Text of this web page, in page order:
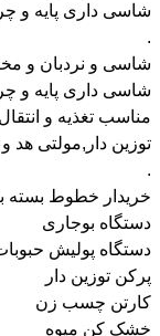
شاسی داری پایه و
.
شاسی و نردبان و
شاسی داری پایه و
مناسب تغذیه و
توزین دار,مولتی هد
.
خریدار خطوط بسته
دستگاه بوجاری
دستگاه پولیش
پرکن توزین دار
کارتن چسب زن
خشک کن میوه